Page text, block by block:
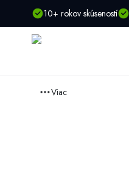
10+ rokov skúseností
Viac